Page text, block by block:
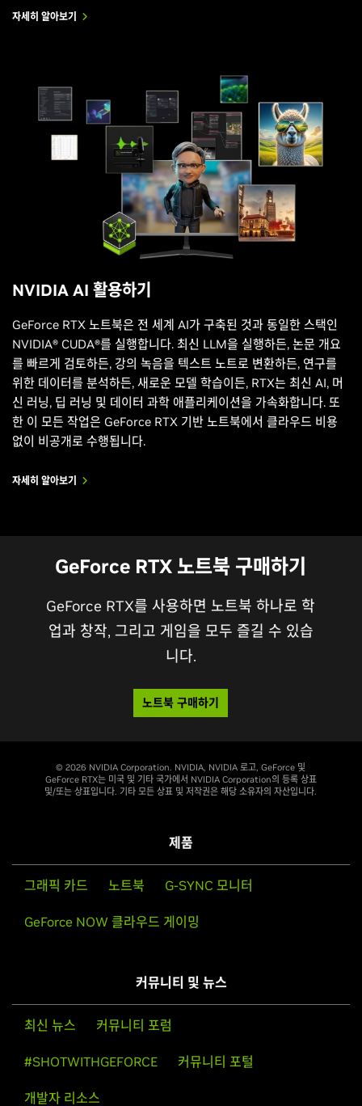
자세히 알아보기
NVIDIA AI 활용하기
GeForce RTX 노트북은 전 세계 AI가 구축된 것과 동일한 스택인
NVIDIA® CUDA®를 실행합니다. 최신 LLM을 실행하든, 논문 개요
를 빠르게 검토하든, 강의 녹음을 텍스트 노트로 변환하든, 연구를
위한 데이터를 분석하든, 새로운 모델 학습이든, RTX는 최신 AI, 머
신 러닝, 딥 러닝 및 데이터 과학 애플리케이션을 가속화합니다. 또
한 이 모든 작업은 GeForce RTX 기반 노트북에서 클라우드 비용
없이 비공개로 수행됩니다.
자세히 알아보기
GeForce RTX 노트북 구매하기
GeForce RTX를 사용하면 노트북 하나로 학
업과 창작, 그리고 게임을 모두 즐길 수 있습
니다.
노트북 구매하기
© 2026 NVIDIA Corporation. NVIDIA, NVIDIA 로고, GeForce 및
GeForce RTX는 미국 및 기타 국가에서 NVIDIA Corporation의 등록 상표
및/또는 상표입니다. 기타 모든 상표 및 저작권은 해당 소유자의 자산입니다.
제품
그래픽 카드 노트북 G-SYNC 모니터
GeForce NOW 클라우드 게이밍
커뮤니티 및 뉴스
최신 뉴스 커뮤니티 포럼
#SHOTWITHGEFORCE 커뮤니티 포털
개발자 리소스